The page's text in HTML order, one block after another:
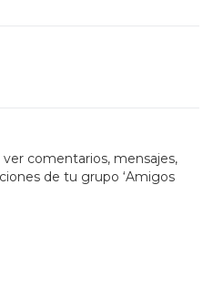
comentarios, mensajes,
de tu grupo ‘Amigos